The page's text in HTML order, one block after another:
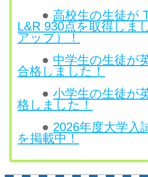
● 高校生の生徒が
L&R 930点を取得しま
アップ）！
● 中学生の生徒が
合格しました！
●小学生の生徒が
格しました！
● 2026年度大学入
を掲載中！